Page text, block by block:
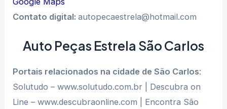
Contato digital:autopecaestrela@hotmail.com
Auto Peças Estrela São Carlos
Portais relacionados na cidade de São Carlos:
Solutudo – www.solutudo.com.br | Descubra on
Line – www.descubraonline.com | Encontra São